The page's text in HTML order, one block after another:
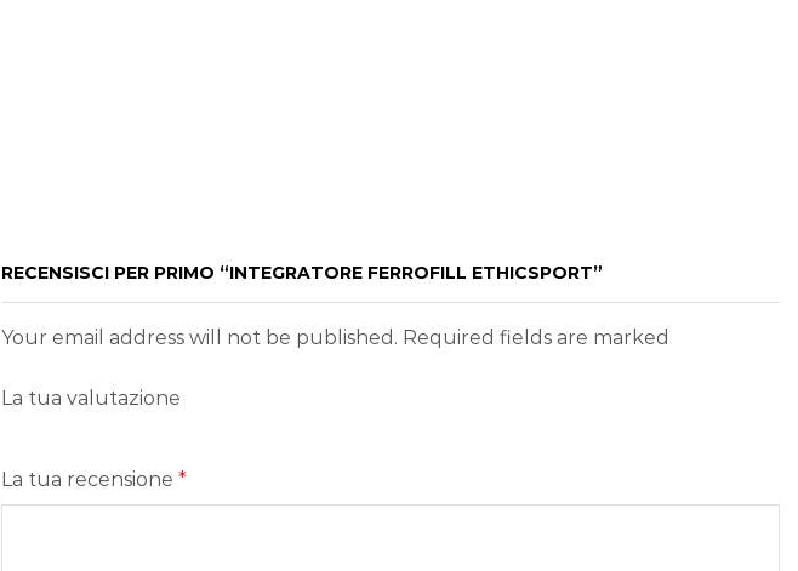
RECENSISCI PER PRIMO “INTEGRATORE FERROFILL ETHICSPORT”
Your email address will not be published. Required fields are marked
La tua valutazione
La tua recensione *